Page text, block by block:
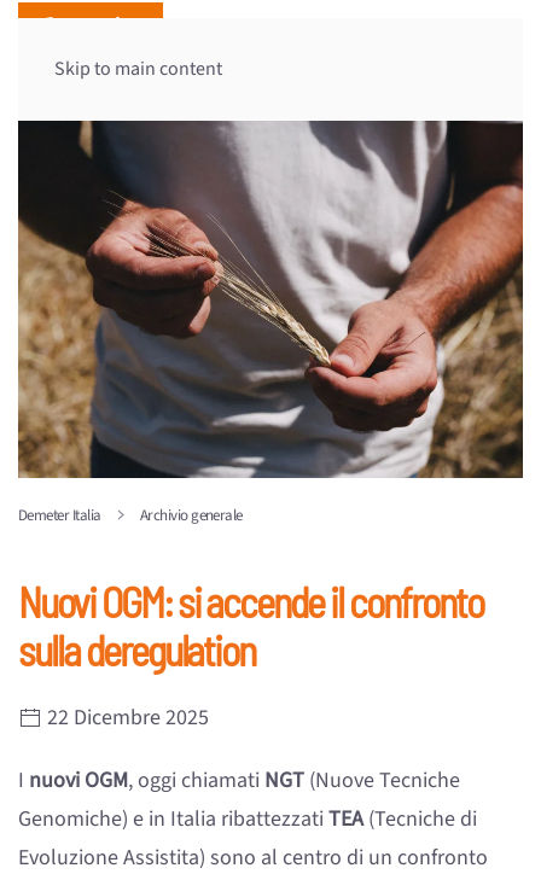
Skip to main content
Demeter Italia Archivio generale
Nuovi OGM: si accende il confronto
sulla deregulation
22 Dicembre 2025
I nuovi OGM, oggi chiamati NGT (Nuove Tecniche
Genomiche) e in Italia ribattezzatiTEA(Tecniche di
Evoluzione Assistita) sono al centro di un confronto